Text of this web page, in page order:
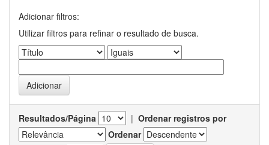
Adicionar filtros:
Utilizar filtros para refinar o resultado de busca.
Resultados/Página | Ordenar registros por
Ordenar